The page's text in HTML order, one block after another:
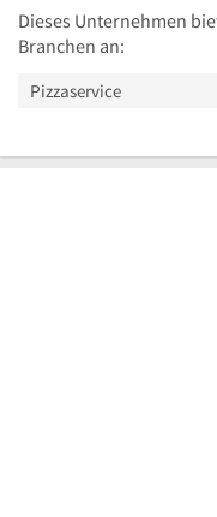
Dieses Unternehmen
Branchen an:
Pizzaservice